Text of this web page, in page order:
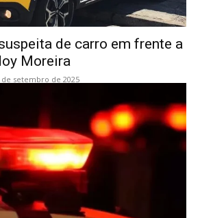
de carro em frente a
Moreira
de setembro de 2025